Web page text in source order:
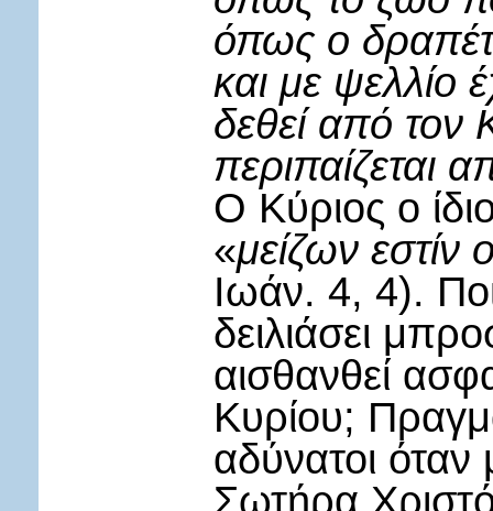
όπως ο
και με ψελλίο
δεθεί από τον
περιπαίζεται
Ο Κύριος ο
«μείζων
Ιωάν. 4, 4).
δειλιάσει
αισθανθεί
Κυρίου;
αδύνατοι
Σωτήρα